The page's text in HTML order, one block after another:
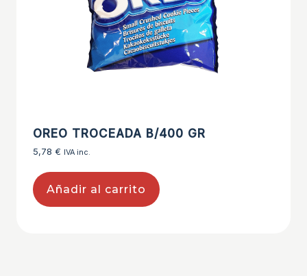
OREO TROCEADA B/400 GR
5,78 € IVA inc.
Añadir al carrito